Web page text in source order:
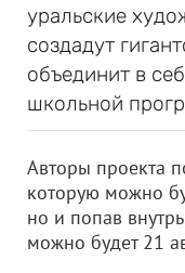
уральские
создадут
объединит в
школьной
Авторы проекта
которую можно
но и попав
можно будет 21